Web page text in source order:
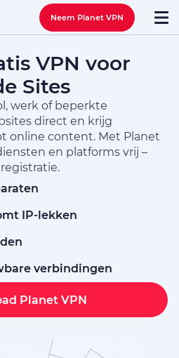
Neem Planet VPN
VPN voor
Sites
werk of beperkte
direct en krijg
online content. Met Planet
en platforms vrij –
IP-lekken
verbindingen
Planet VPN